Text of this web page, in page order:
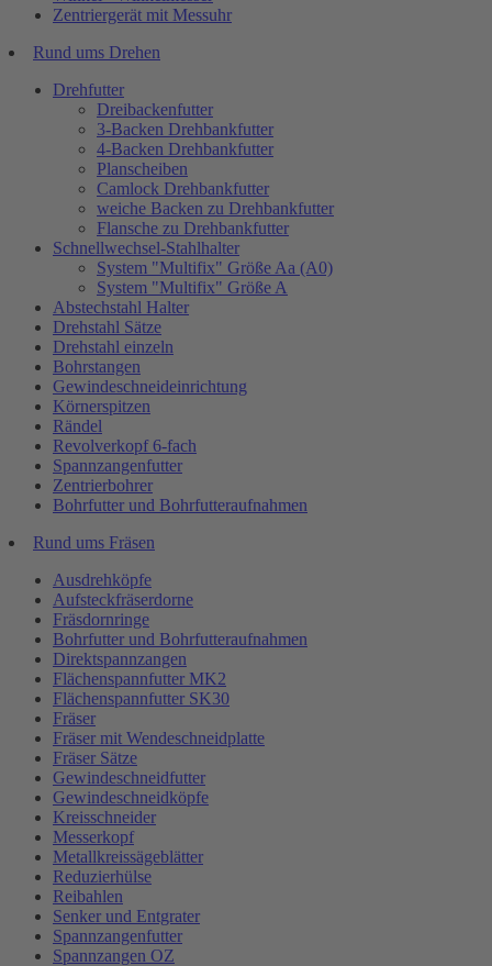
Zentriergerät mit Messuhr
Rund ums Drehen
Drehfutter
Dreibackenfutter
3-Backen Drehbankfutter
4-Backen Drehbankfutter
Planscheiben
Camlock Drehbankfutter
weiche Backen zu Drehbankfutter
Flansche zu Drehbankfutter
Schnellwechsel-Stahlhalter
System "Multifix" Größe Aa (A0)
System "Multifix" Größe A
Abstechstahl Halter
Drehstahl Sätze
Drehstahl einzeln
Bohrstangen
Gewindeschneideinrichtung
Körnerspitzen
Rändel
Revolverkopf 6-fach
Spannzangenfutter
Zentrierbohrer
Bohrfutter und Bohrfutteraufnahmen
Rund ums Fräsen
Ausdrehköpfe
Aufsteckfräserdorne
Fräsdornringe
Bohrfutter und Bohrfutteraufnahmen
Direktspannzangen
Flächenspannfutter MK2
Flächenspannfutter SK30
Fräser
Fräser mit Wendeschneidplatte
Fräser Sätze
Gewindeschneidfutter
Gewindeschneidköpfe
Kreisschneider
Messerkopf
Metallkreissägeblätter
Reduzierhülse
Reibahlen
Senker und Entgrater
Spannzangenfutter
Spannzangen OZ